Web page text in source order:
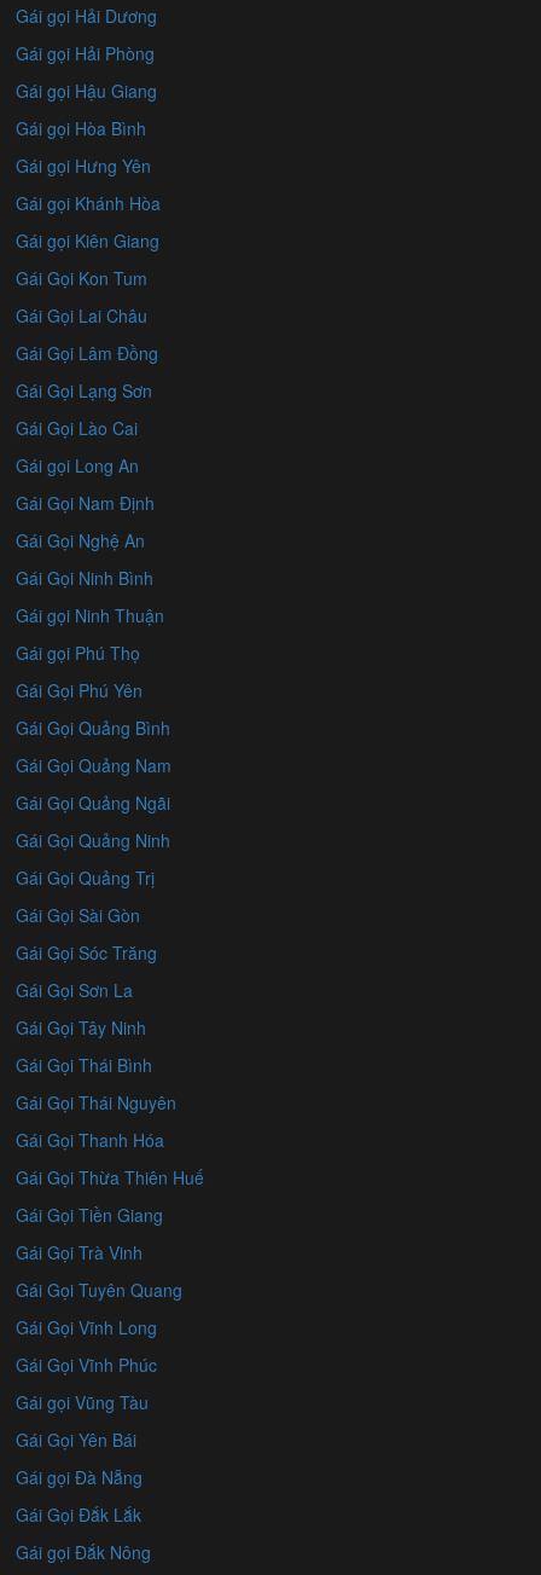
Gái gọi Hải Dương
Gái gọi Hải Phòng
Gái gọi Hậu Giang
Gái gọi Hòa Bình
Gái gọi Hưng Yên
Gái gọi Khánh Hòa
Gái gọi Kiên Giang
Gái Gọi Kon Tum
Gái Gọi Lai Châu
Gái Gọi Lâm Đồng
Gái Gọi Lạng Sơn
Gái Gọi Lào Cai
Gái gọi Long An
Gái Gọi Nam Định
Gái Gọi Nghệ An
Gái Gọi Ninh Bình
Gái gọi Ninh Thuận
Gái gọi Phú Thọ
Gái Gọi Phú Yên
Gái Gọi Quảng Bình
Gái Gọi Quảng Nam
Gái Gọi Quảng Ngãi
Gái Gọi Quảng Ninh
Gái Gọi Quảng Trị
Gái Gọi Sài Gòn
Gái Gọi Sóc Trăng
Gái Gọi Sơn La
Gái Gọi Tây Ninh
Gái Gọi Thái Bình
Gái Gọi Thái Nguyên
Gái Gọi Thanh Hóa
Gái Gọi Thừa Thiên Huế
Gái Gọi Tiền Giang
Gái Gọi Trà Vinh
Gái Gọi Tuyên Quang
Gái Gọi Vĩnh Long
Gái Gọi Vĩnh Phúc
Gái gọi Vũng Tàu
Gái Gọi Yên Bái
Gái gọi Đà Nẵng
Gái Gọi Đắk Lắk
Gái gọi Đắk Nông